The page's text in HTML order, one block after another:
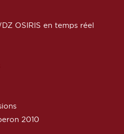
OSIRIS en temps réel
2010